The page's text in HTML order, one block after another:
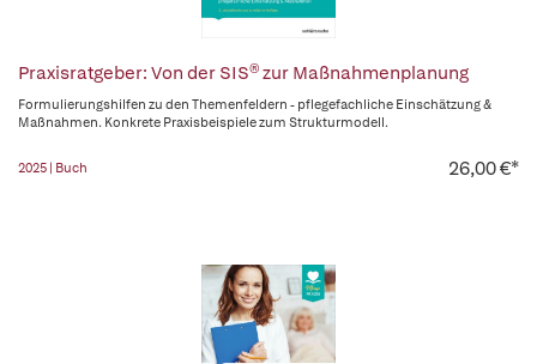
Praxisratgeber: Von der SIS® zur Maßnahmenplanung
Formulierungshilfen zu den Themenfeldern - pflegefachliche Einschätzung &
Maßnahmen. Konkrete Praxisbeispiele zum Strukturmodell.
2025 | Buch 26,00 €*